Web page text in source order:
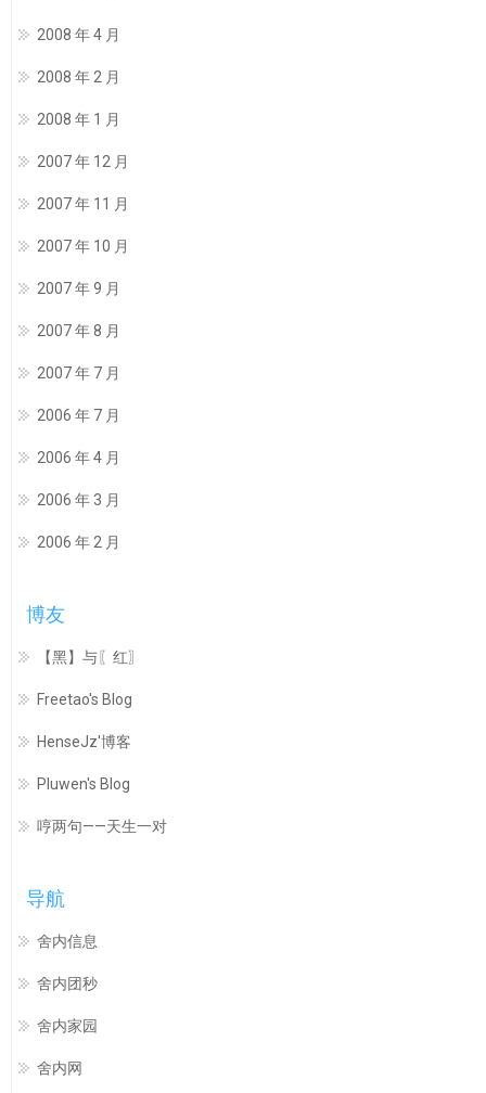
2008 年 4 月
2008 年 2 月
2008 年 1 月
2007 年 12 月
2007 年 11 月
2007 年 10 月
2007 年 9 月
2007 年 8 月
2007 年 7 月
2006 年 7 月
2006 年 4 月
2006 年 3 月
2006 年 2 月
博友
【黑】与〖红〗
Freetao's Blog
HenseJz'博客
Pluwen's Blog
哼两句——天生一对
导航
舍内信息
舍内团秒
舍内家园
舍内网